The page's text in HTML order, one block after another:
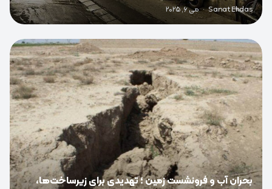
Sanat Ehdas
· می 6, 2025
0
بحران آب و فرونشست زمین ؛ تهدیدی برای زیرساخت‌ها،